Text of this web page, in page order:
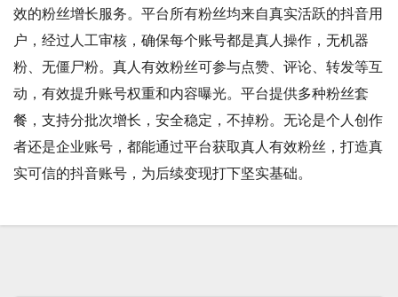
效的粉丝增长服务。平台所有粉丝均来自真实活跃的抖音用
户，经过人工审核，确保每个账号都是真人操作，无机器
粉、无僵尸粉。真人有效粉丝可参与点赞、评论、转发等互
动，有效提升账号权重和内容曝光。平台提供多种粉丝套
餐，支持分批次增长，安全稳定，不掉粉。无论是个人创作
者还是企业账号，都能通过平台获取真人有效粉丝，打造真
实可信的抖音账号，为后续变现打下坚实基础。